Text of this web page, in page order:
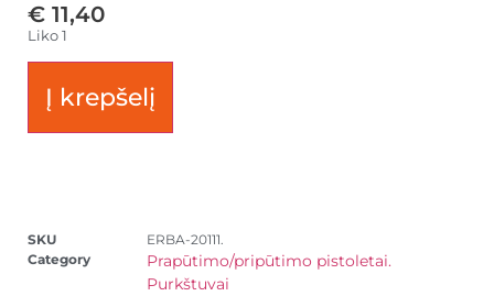
€ 11,40
Liko 1
Į krepšelį
SKU
ERBA-20111.
Category
Prapūtimo/pripūtimo pistoletai.
Purkštuvai